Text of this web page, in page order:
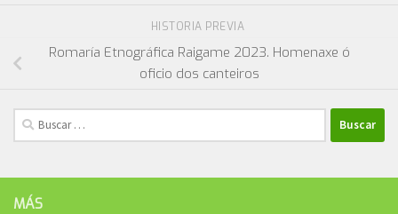
HISTORIA PREVIA
Romaría Etnográfica Raigame 2023. Homenaxe ó
oficio dos canteiros
Buscar:
MÁS